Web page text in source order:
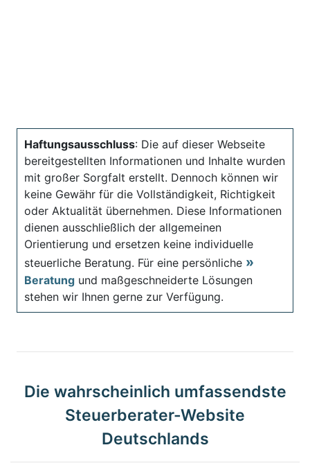
Haftungsausschluss: Die auf dieser Webseite
bereitgestellten Informationen und Inhalte wurden
mit großer Sorgfalt erstellt. Dennoch können wir
keine Gewähr für die Vollständigkeit, Richtigkeit
oder Aktualität übernehmen. Diese Informationen
dienen ausschließlich der allgemeinen
Orientierung und ersetzen keine individuelle
steuerliche Beratung. Für eine persönliche
Beratung und maßgeschneiderte Lösungen
stehen wir Ihnen gerne zur Verfügung.
Die wahrscheinlich umfassendste
Steuerberater-Website
Deutschlands